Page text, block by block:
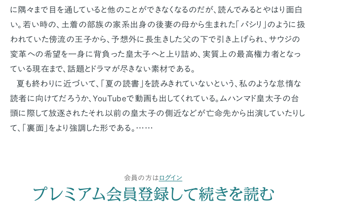
に隅々まで目を通していると他のことができなくなるのだが、読んでみるとやはり面白
い。若い時の、土着の部族の家系出身の後妻の母から生まれた「パシリ」のように扱
われていた傍流の王子から、予想外に長生きした父の下で引き上げられ、サウジの
変革への希望を一身に背負った皇太子へと上り詰め、実質上の最高権力者となっ
ている現在まで、話題とドラマが尽きない素材である。
夏も終わりに近づいて、「夏の読書」を読みきれていないという、私のような怠惰な
読者に向けてだろうか、YouTubeで動画も出してくれている。ムハンマド皇太子の台
頭に際して放逐されたそれ以前の皇太子の側近などが亡命先から出演していたりし
て、「裏面」をより強調した形である。……
会員の方は ログイン
プレミアム会員登録して続きを読む